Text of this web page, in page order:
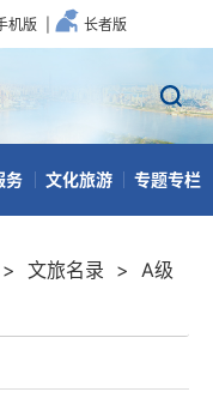
机版 长者版
务 文化旅游 专题专栏
> 文旅名录 > A级